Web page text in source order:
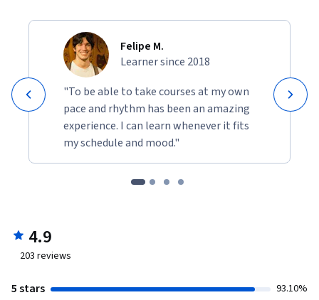
Felipe M.
Learner since 2018
"To be able to take courses at my own
pace and rhythm has been an amazing
experience. I can learn whenever it fits
my schedule and mood."
4.9
203 reviews
5 stars 93.10%